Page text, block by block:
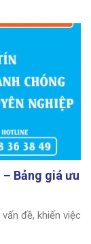
Bảng giá ưu
đề, khiến việc